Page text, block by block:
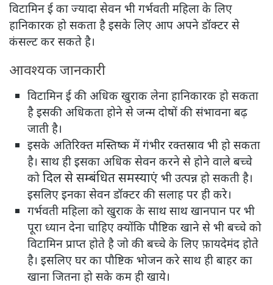
विटामिन ई का ज्यादा सेवन भी गर्भवती महिला के लिए
हानिकारक हो सकता है इसके लिए आप अपने डॉक्टर से
कंसल्ट कर सकते है।
आवश्यक जानकारी
विटामिन ई की अधिक खुराक लेना हानिकारक हो सकता
है इसकी अधिकता होने से जन्म दोषों की संभावना बढ़
जाती है।
इसके अतिरिक्त मस्तिष्क में गंभीर रक्तस्राव भी हो सकता
है। साथ ही इसका अधिक सेवन करने से होने वाले बच्चे
को दिल से सम्बंधित समस्याएं भी उत्पन्न हो सकती है।
इसलिए इनका सेवन डॉक्टर की सलाह पर ही करे।
गर्भवती महिला को खुराक के साथ साथ खानपान पर भी
पूरा ध्यान देना चाहिए क्योंकि पौष्टिक खाने से भी बच्चे को
विटामिन प्राप्त होते है जो की बच्चे के लिए फ़ायदेमंद होते
है। इसलिए घर का पौष्टिक भोजन करे साथ ही बाहर का
खाना जितना हो सके कम ही खाये।